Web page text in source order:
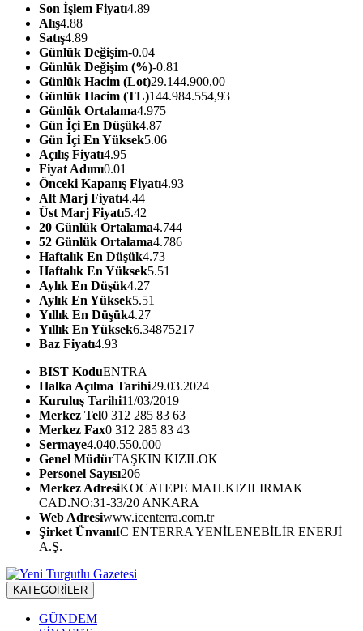
Son İşlem Fiyatı4.89
Alış4.88
Satış4.89
Günlük Değişim-0.04
Günlük Değişim (%)-0.81
Günlük Hacim (Lot)29.144.900,00
Günlük Hacim (TL)144.984.554,93
Günlük Ortalama4.975
Gün İçi En Düşük4.87
Gün İçi En Yüksek5.06
Açılış Fiyatı4.95
Fiyat Adımı0.01
Önceki Kapanış Fiyatı4.93
Alt Marj Fiyatı4.44
Üst Marj Fiyatı5.42
20 Günlük Ortalama4.744
52 Günlük Ortalama4.786
Haftalık En Düşük4.73
Haftalık En Yüksek5.51
Aylık En Düşük4.27
Aylık En Yüksek5.51
Yıllık En Düşük4.27
Yıllık En Yüksek6.34875217
Baz Fiyatı4.93
BIST KoduENTRA
Halka Açılma Tarihi29.03.2024
Kuruluş Tarihi11/03/2019
Merkez Tel0 312 285 83 63
Merkez Fax0 312 285 83 43
Sermaye4.040.550.000
Genel MüdürTAŞKIN KIZILOK
Personel Sayısı206
Merkez AdresiKOCATEPE MAH.KIZILIRMAK
CAD.NO:31-33/20 ANKARA
Web Adresiwww.icenterra.com.tr
Şirket ÜnvanıIC ENTERRA YENİLENEBİLİR ENERJİ
A.Ş.
KATEGORİLER
GÜNDEM